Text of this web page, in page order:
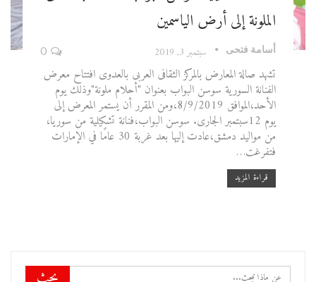
الملونة إلى أرض الياسمين
أسامة فتحى سبتمبر 3, 2019 0
تشهد صالة المعارض بالمركز الثقافى العربى بالعدوى افتتاح معرض
الفنانة السورية سوسن البواب بعنوان "أحلام ملونة"وذلك يوم
الأحد،الموافق 8/9/2019،ومن المقرر أن يستمر المعرض إلى
يوم 12سبتمبر الجارى. سوسن البواب،فنانة تشكيلية من سوريا،
من مواليد دمشق،عادت إليها بعد غربة 30 عامًا في الإمارات
فتفرغت…
قراءة المزيد